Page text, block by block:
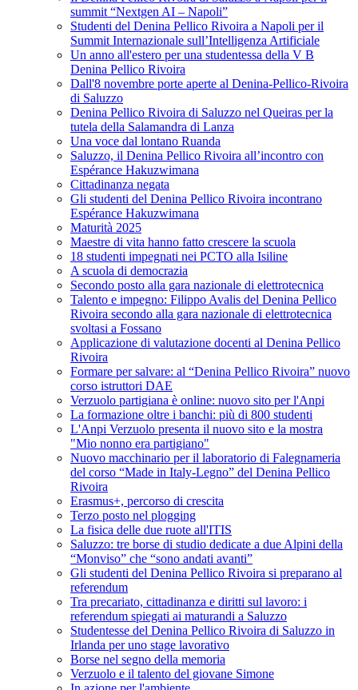
summit “Nextgen AI – Napoli”
Studenti del Denina Pellico Rivoira a Napoli per il
Summit Internazionale sull’Intelligenza Artificiale
Un anno all'estero per una studentessa della V B
Denina Pellico Rivoira
Dall'8 novembre porte aperte al Denina-Pellico-Rivoira
di Saluzzo
Denina Pellico Rivoira di Saluzzo nel Queiras per la
tutela della Salamandra di Lanza
Una voce dal lontano Ruanda
Saluzzo, il Denina Pellico Rivoira all’incontro con
Espérance Hakuzwimana
Cittadinanza negata
Gli studenti del Denina Pellico Rivoira incontrano
Espérance Hakuzwimana
Maturità 2025
Maestre di vita hanno fatto crescere la scuola
18 studenti impegnati nei PCTO alla Isiline
A scuola di democrazia
Secondo posto alla gara nazionale di elettrotecnica
Talento e impegno: Filippo Avalis del Denina Pellico
Rivoira secondo alla gara nazionale di elettrotecnica
svoltasi a Fossano
Applicazione di valutazione docenti al Denina Pellico
Rivoira
Formare per salvare: al “Denina Pellico Rivoira” nuovo
corso istruttori DAE
Verzuolo partigiana è online: nuovo sito per l'Anpi
La formazione oltre i banchi: più di 800 studenti
L'Anpi Verzuolo presenta il nuovo sito e la mostra
"Mio nonno era partigiano"
Nuovo macchinario per il laboratorio di Falegnameria
del corso “Made in Italy-Legno” del Denina Pellico
Rivoira
Erasmus+, percorso di crescita
Terzo posto nel plogging
La fisica delle due ruote all'ITIS
Saluzzo: tre borse di studio dedicate a due Alpini della
“Monviso” che “sono andati avanti”
Gli studenti del Denina Pellico Rivoira si preparano al
referendum
Tra precariato, cittadinanza e diritti sul lavoro: i
referendum spiegati ai maturandi a Saluzzo
Studentesse del Denina Pellico Rivoira di Saluzzo in
Irlanda per uno stage lavorativo
Borse nel segno della memoria
Verzuolo e il talento del giovane Simone